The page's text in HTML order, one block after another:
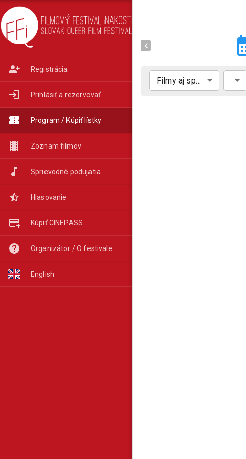
Registrácia
Prihlásiť a rezervovať
Program / Kúpiť lístky
Zoznam filmov
Sprievodné podujatia
Hlasovanie
Kúpiť CINEPASS
Organizátor / O festivale
English
Filmy aj sprievodný program